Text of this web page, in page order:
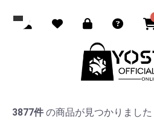
3877件 の商品が見つかりました